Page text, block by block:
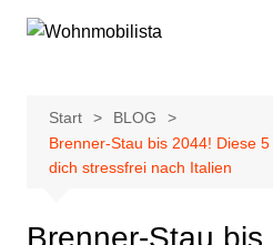
Inhalt
Start
BLOG
Brenner-Stau bis 2044! Diese
dich stressfrei nach Italien
Brenner-Stau